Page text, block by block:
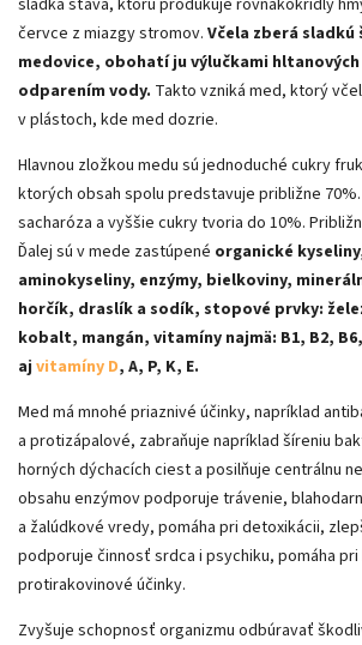
červce z miazgy stromov. Včela zberá
medovice, obohatí ju výlučkami
odparením vody. Takto vzniká med, ktorý
v plástoch, kde med dozrie.
Hlavnou zložkou medu sú jednoduché cukry
ktorých obsah spolu predstavuje približne
sacharóza a vyššie cukry tvoria do 10%.
Ďalej sú v mede zastúpené organické
aminokyseliny, enzýmy, bielkoviny,
horčík, draslík a sodík, stopové prvky:
kobalt, mangán, vitamíny najmä: B1, B2, B6,
aj vitamíny D, A, P, K, E.
Med má mnohé priaznivé účinky, napríklad
a protizápalové, zabraňuje napríklad šíreniu
horných dýchacích ciest a posilňuje centrálnu
obsahu enzýmov podporuje trávenie,
a žalúdkové vredy, pomáha pri detoxikácii,
podporuje činnosť srdca i psychiku, pomáha
protirakovinové účinky.
Zvyšuje schopnosť organizmu odbúravať